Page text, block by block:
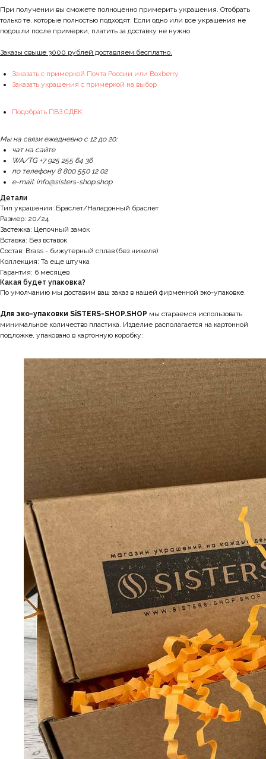
При получении вы сможете полноценно примерить украшения. Отобрать
только те, которые полностью подходят. Если одно или все украшения не
подошли после примерки, платить за доставку не нужно.
Заказы свыше 3000 рублей доставляем бесплатно.
Заказать с примеркой Почта России или Boxberry
Заказать украшения с примеркой на выбор
Подобрать ПВЗ СДЕК
Мы на связи ежедневно с 12 до 20:
чат на сайте
WA/TG +7 925 255 64 36
по телефону 8 800 550 12 02
e-mail: info@sisters-shop.shop
Детали
Тип украшения: Браслет/Наладонный браслет
Размер: 20/24
Застежка: Цепочный замок
Вставка: Без вставок
Состав: Brass - бижутерный сплав (без никеля)
Коллекция: Та еще штучка
Гарантия: 6 месяцев
Какая будет упаковка?
По умолчанию мы доставим ваш заказ в нашей фирменной эко-упаковке.
Для эко-упаковки SiSTERS-SHOP.SHOP мы стараемся использовать
минимальное количество пластика. Изделие располагается на картонной
подложке, упаковано в картонную коробку: